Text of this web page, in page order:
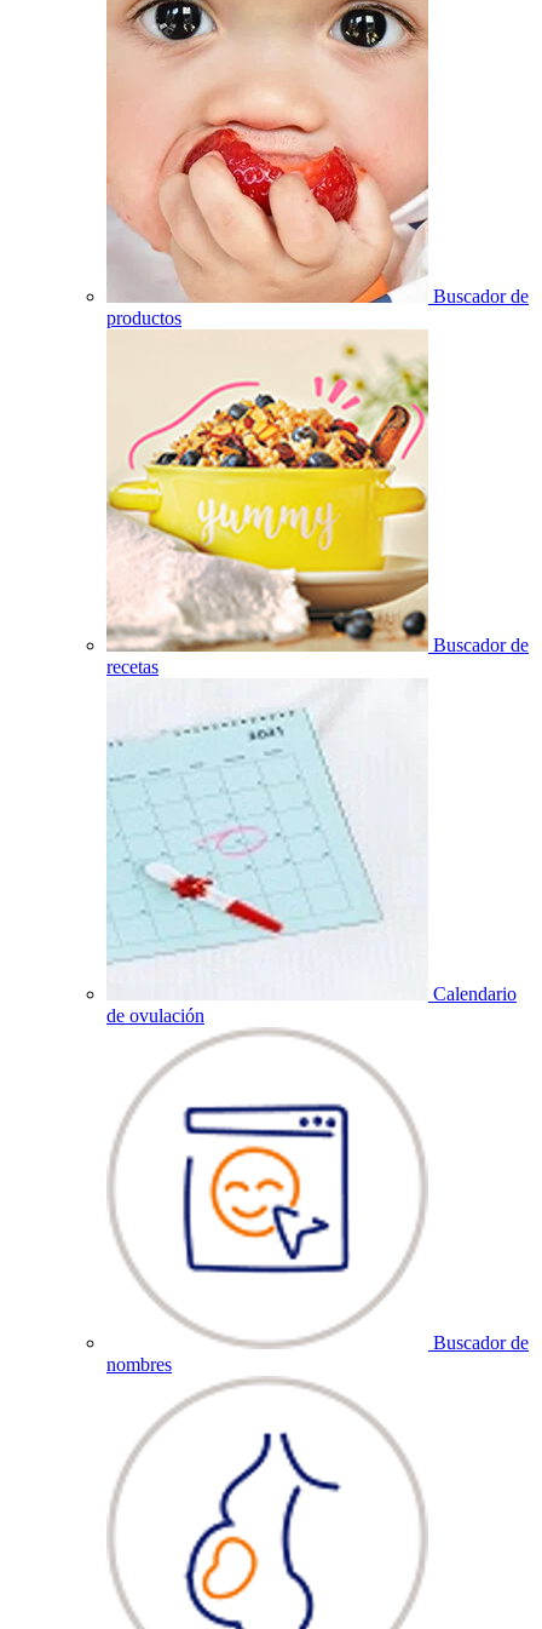
Buscador de
productos
Buscador de
recetas
Calendario
de ovulación
Buscador de
nombres